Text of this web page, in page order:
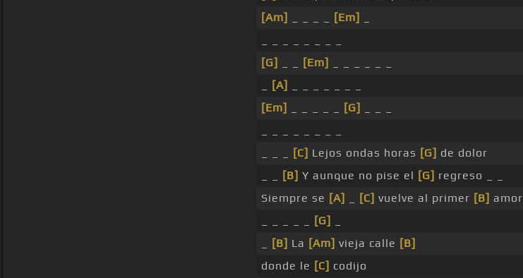
[Am]
[Em]
[G]
[Em]
[A]
[Em]
[G]
[C] Lejos ondas horas [G] de dolor
[B] Y aunque no pise el [G] regreso _ _
Siempre se [A] [C] vuelve al primer [B] amor
[G]
[B] La [Am] vieja calle [B]
donde le [C] codijo